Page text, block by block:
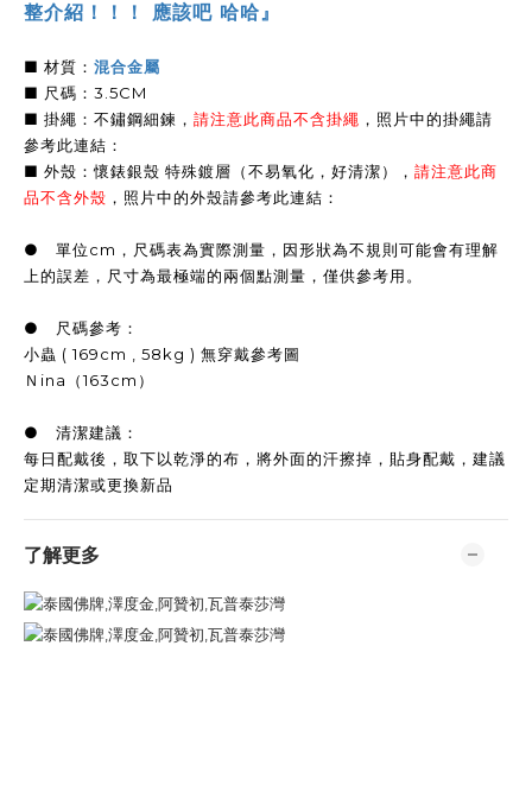
整介紹！！！ 應該吧 哈哈』
■ 材質： 混合金屬
■ 尺碼：3.5CM
■ 掛繩：不鏽鋼細鍊， 請注意此商品不含掛繩 ，照片中的掛繩請
參考此連結：
■ 外殼：懷錶銀殼 特殊鍍層（不易氧化，好清潔）， 請注意此商
品不含外殼 ，照片中的外殼請參考此連結：
● 單位cm，尺碼表為實際測量，因形狀為不規則可能會有理解
上的誤差，尺寸為最極端的兩個點測量，僅供參考用。
● 尺碼參考：
小蟲 ( 169cm , 58kg ) 無穿戴參考圖
Ｎina（163cm）
● 清潔建議：
每日配戴後，取下以乾淨的布，將外面的汗擦掉，貼身配戴，建議
定期清潔或更換新品
了解更多